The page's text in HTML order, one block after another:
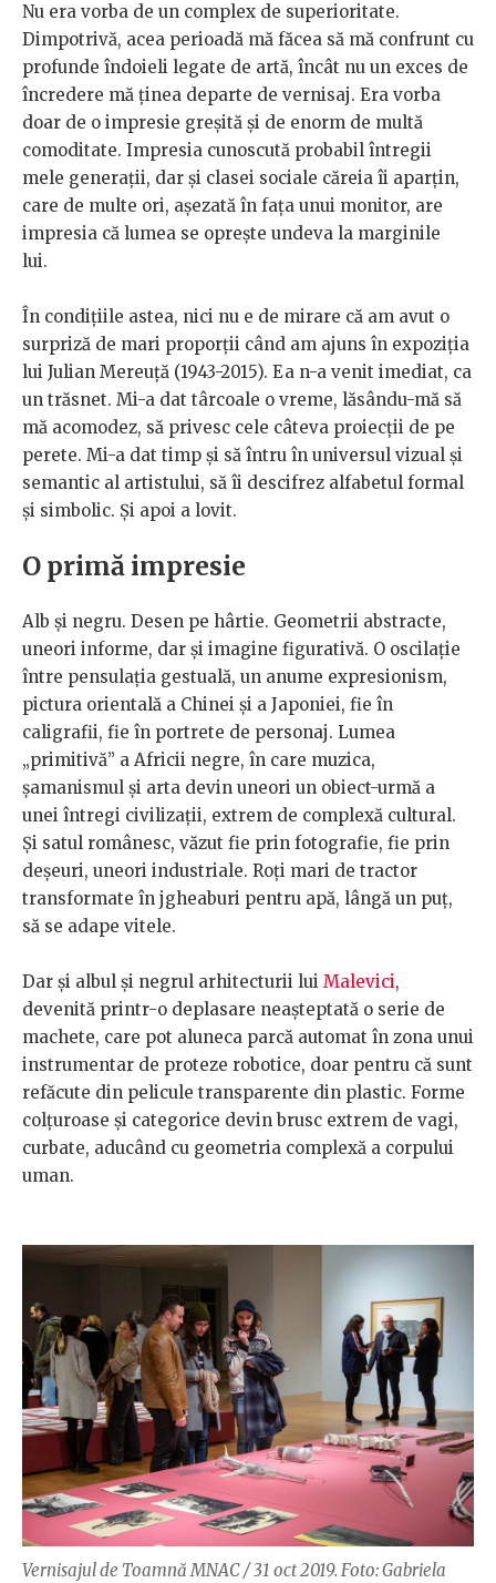
Nu era vorba de un complex de superioritate.
Dimpotrivă, acea perioadă mă făcea să mă confrunt cu
profunde îndoieli legate de artă, încât nu un exces de
încredere mă ținea departe de vernisaj. Era vorba
doar de o impresie greșită și de enorm de multă
comoditate. Impresia cunoscută probabil întregii
mele generații, dar și clasei sociale căreia îi aparțin,
care de multe ori, așezată în fața unui monitor, are
impresia că lumea se oprește undeva la marginile
lui.
În condițiile astea, nici nu e de mirare că am avut o
surpriză de mari proporții când am ajuns în expoziția
lui Julian Mereuță (1943-2015). Ea n-a venit imediat, ca
un trăsnet. Mi-a dat târcoale o vreme, lăsându-mă să
mă acomodez, să privesc cele câteva proiecții de pe
perete. Mi-a dat timp și să întru în universul vizual și
semantic al artistului, să îi descifrez alfabetul formal
și simbolic. Și apoi a lovit.
O primă impresie
Alb și negru. Desen pe hârtie. Geometrii abstracte,
uneori informe, dar și imagine figurativă. O oscilație
între pensulația gestuală, un anume expresionism,
pictura orientală a Chinei și a Japoniei, fie în
caligrafii, fie în portrete de personaj. Lumea
„primitivă” a Africii negre, în care muzica,
șamanismul și arta devin uneori un obiect-urmă a
unei întregi civilizații, extrem de complexă cultural.
Și satul românesc, văzut fie prin fotografie, fie prin
deșeuri, uneori industriale. Roți mari de tractor
transformate în jgheaburi pentru apă, lângă un puț,
să se adape vitele.
Dar și albul și negrul arhitecturii lui Malevici,
devenită printr-o deplasare neașteptată o serie de
machete, care pot aluneca parcă automat în zona unui
instrumentar de proteze robotice, doar pentru că sunt
refăcute din pelicule transparente din plastic. Forme
colțuroase și categorice devin brusc extrem de vagi,
curbate, aducând cu geometria complexă a corpului
uman.
Vernisajul de Toamnă MNAC / 31 oct 2019. Foto: Gabriela